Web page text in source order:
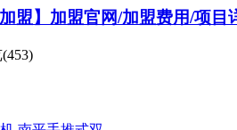
盟】加盟官网/加盟费用/项目